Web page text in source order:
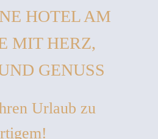
HOTEL AM
MIT HERZ,
GENUSS
Urlaub zu